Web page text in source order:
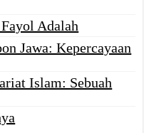
Adalah
Jawa: Kepercayaan
Islam: Sebuah